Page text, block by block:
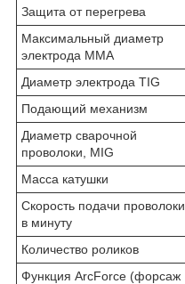
Защита от перегрева
Максимальный диаметр
электрода MMA
Диаметр электрода TIG
Подающий механизм
Диаметр сварочной
проволоки, MIG
Масса катушки
Скорость подачи проволоки
в минуту
Количество роликов
Функция ArcForce (форсаж